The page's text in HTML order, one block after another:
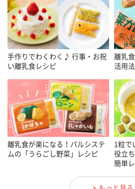
手作りでわくわく♪ 行事・お祝
い離乳食レシピ
離乳
活用法
離乳食が楽になる！パルシステ
ムの「うらごし野菜」レシピ
1粒で
役立
簡単